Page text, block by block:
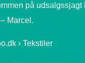
på
Marcel.
› Tekstiler